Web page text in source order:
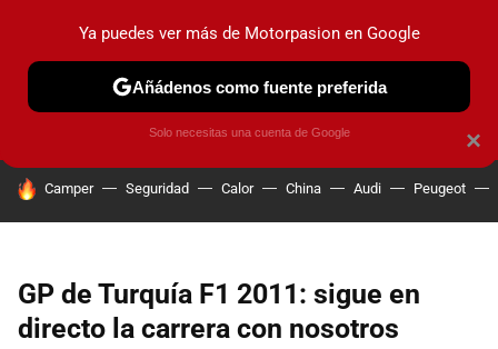
PRUEBAS COCHES ELÉCTRICOS OBSERVATORIO
HOY SE HABLA DE
Camper Seguridad Calor China Audi Peugeot
GP de Turquía F1 2011: sigue en
directo la carrera con nosotros
×
Ya puedes ver más de Motorpasion en Google
Añádenos como fuente preferida
Solo necesitas una cuenta de Google